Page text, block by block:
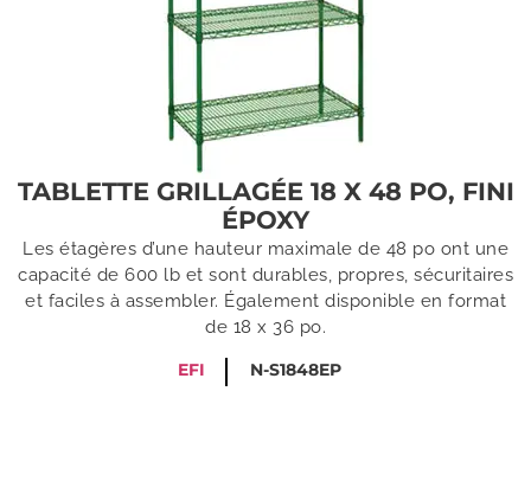
TABLETTE GRILLAGÉE 18 X 48 PO, FINI
ÉPOXY
Les étagères d’une hauteur maximale de 48 po ont une
capacité de 600 lb et sont durables, propres, sécuritaires
et faciles à assembler. Également disponible en format
de 18 x 36 po.
EFI
N-S1848EP